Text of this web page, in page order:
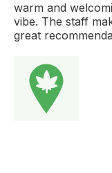
warm and
vibe. The staff
great